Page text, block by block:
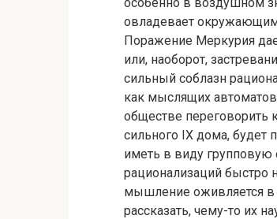
овладевает
Поражение Меркурия
или, наоборот,
сильный соблазн
как мыслящих
обществе переговорить
сильного IX дома, будет
иметь в виду групповую
рационализаций быстро
мышление оживляется в
рассказать, чему-то их